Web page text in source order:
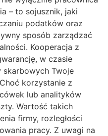
– to sojusznik, jaki
podatków oraz
sposób zarządzać
Kooperacja z
w czasie
skarbowych Twoje
korzystanie z
lub analityków
Wartość takich
firmy, rozległości
pracy. Z uwagi na